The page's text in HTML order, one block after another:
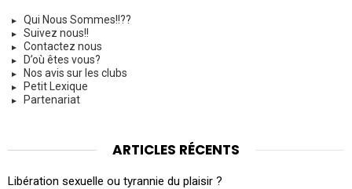
Qui Nous Sommes!!??
Suivez nous!!
Contactez nous
D’où êtes vous?
Nos avis sur les clubs
Petit Lexique
Partenariat
ARTICLES RÉCENTS
Libération sexuelle ou tyrannie du plaisir ?